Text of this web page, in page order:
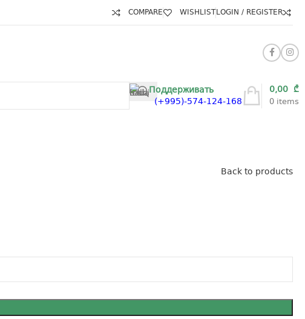
COMPARE WISHLISTLOGIN / REGISTER
Поддерживать
(+995)-574-124-168
0 items
0,00 ₾
Back to products